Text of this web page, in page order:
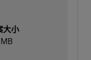
大小